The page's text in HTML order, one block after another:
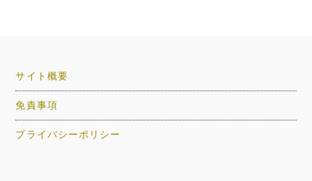
サイト概要
免責事項
プライバシーポリシー